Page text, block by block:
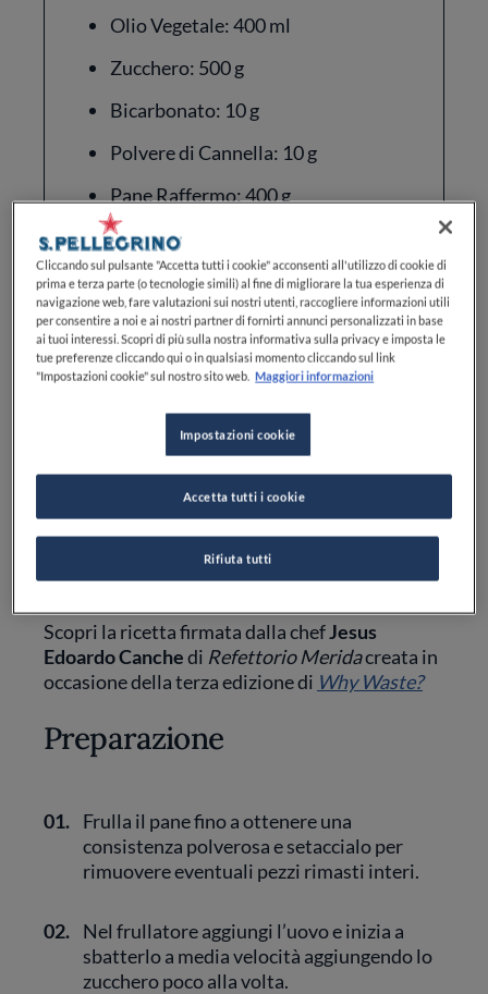
Olio Vegetale: 400 ml
Zucchero: 500 g
Bicarbonato: 10 g
Polvere di Cannella: 10 g
Pane Raffermo: 400 g
Uova: 225 g
Sale: 4 g
Carote: 2 pezzi di carota da
affettare.
Cannella: 5 g
Acqua: 100 ml
Scopri la ricetta firmata dalla chefJesus
Edoardo Canchedi Refettorio Meridacreata in
occasione della terza edizione di Why Waste?
Preparazione
01. Frulla il pane fino a ottenere una
consistenza polverosa e setaccialo per
rimuovere eventuali pezzi rimasti interi.
02. Nel frullatore aggiungi l’uovo e inizia a
sbatterlo a media velocità aggiungendo lo
zucchero poco alla volta.
Cliccando sul pulsante "Accetta tutti i cookie" acconsenti all'utilizzo di cookie di
prima e terza parte (o tecnologie simili) al fine di migliorare la tua esperienza di
navigazione web, fare valutazioni sui nostri utenti, raccogliere informazioni utili
per consentire a noi e ai nostri partner di fornirti annunci personalizzati in base
ai tuoi interessi. Scopri di più sulla nostra informativa sulla privacy e imposta le
tue preferenze cliccando qui o in qualsiasi momento cliccando sul link
"Impostazioni cookie" sul nostro sito web. Maggiori informazioni
Impostazioni cookie
Rifiuta tutti
Accetta tutti i cookie